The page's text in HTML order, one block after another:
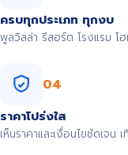
ครบทุกประเภท ทุกงบ
พูลวิลล่า รีสอร์ต โรงแรม โ
04
ราคาโปร่งใส
เห็นราคาและเงื่อนไขชัดเจ